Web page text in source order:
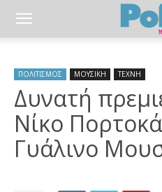
ΠΟΛΙΤΙΣΜΟΣ ΜΟΥΣΙΚΗ ΤΕΧΝΗ
Δυνατή
Νίκο
Γυάλινο